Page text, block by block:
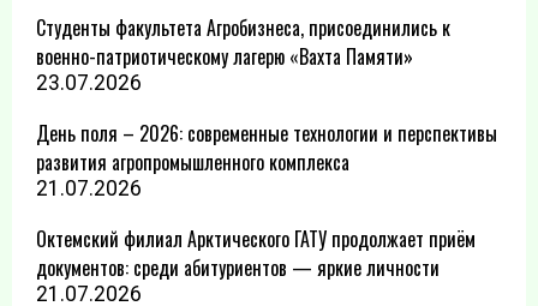
Студенты факультета Агробизнеса, присоединились к
военно-патриотическому лагерю «Вахта Памяти»
23.07.2026
День поля – 2026: современные технологии и перспективы
развития агропромышленного комплекса
21.07.2026
Октемский филиал Арктического ГАТУ продолжает приём
документов: среди абитуриентов — яркие личности
21.07.2026